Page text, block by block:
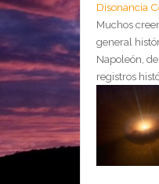
Disonancia
Muchos
general
Napoleón,
registros